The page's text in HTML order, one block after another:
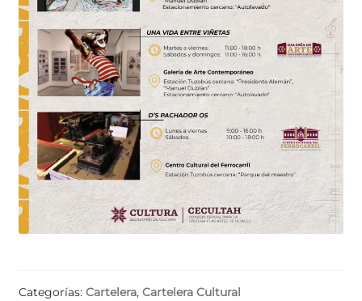
Categorías: Cartelera, Cartelera Cultural